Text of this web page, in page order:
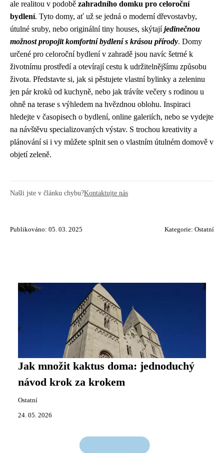
ale realitou v podobě zahradního domku pro celoroční
bydlení. Tyto domy, ať už se jedná o moderní dřevostavby,
útulné sruby, nebo originální tiny houses, skýtajíjedinečnou
možnost propojit komfortní bydlení s krásou přírody. Domy
určené pro celoroční bydlení v zahradě jsou navíc šetrné k
životnímu prostředí a otevírají cestu k udržitelnějšímu způsobu
života. Představte si, jak si pěstujete vlastní bylinky a zeleninu
jen pár kroků od kuchyně, nebo jak trávíte večery s rodinou u
ohně na terase s výhledem na hvězdnou oblohu. Inspiraci
hledejte v časopisech o bydlení, online galeriích, nebo se vydejte
na návštěvu specializovaných výstav. S trochou kreativity a
plánování si i vy můžete splnit sen o vlastním útulném domově v
objetí zeleně.
Našli jste v článku chybu?Kontaktujte nás
Publikováno: 05. 03. 2025 Kategorie: Ostatní
Jak množit kaktus doma: jednoduchý
návod krok za krokem
Ostatní
24. 05. 2026